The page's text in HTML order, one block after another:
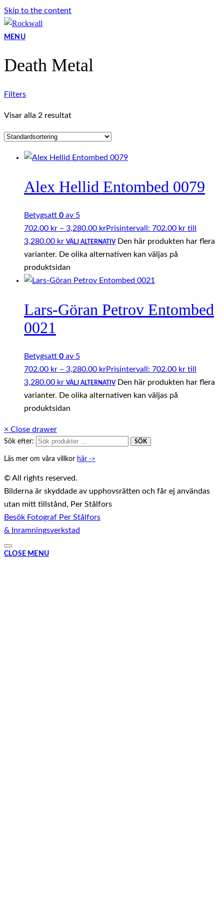
Skip to the content
MENU
Death Metal
Filters
Visar alla 2 resultat
Alex Hellid Entombed 0079
Betygsatt 0 av 5
702.00 kr – 3,280.00 krPrisintervall: 702.00 kr till
3,280.00 kr VÄLJ ALTERNATIV Den här produkten har flera
varianter. De olika alternativen kan väljas på
produktsidan
Lars-Göran Petrov Entombed
0021
Betygsatt 0 av 5
702.00 kr – 3,280.00 krPrisintervall: 702.00 kr till
3,280.00 kr VÄLJ ALTERNATIV Den här produkten har flera
varianter. De olika alternativen kan väljas på
produktsidan
× Close drawer
Sök efter: SÖK
Läs mer om våra villkor här ->
© All rights reserved.
Bilderna är skyddade av upphovsrätten och får ej användas
utan mitt tillstånd, Per Stålfors
Besök Fotograf Per Stålfors
& Inramningsverkstad
CLOSE MENU